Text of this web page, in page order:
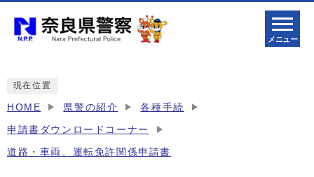
メニュー
現在位置
HOME 県警の紹介 各種手続
申請書ダウンロードコーナー
道路・車両、運転免許関係申請書